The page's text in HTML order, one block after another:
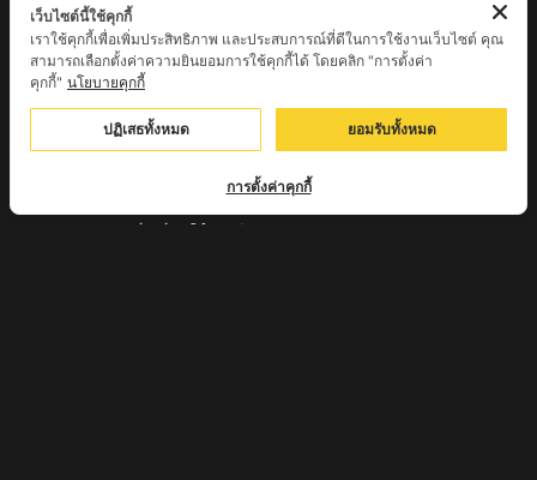
หลวงปู่สยาก๊วนพระชะยะ อินต๊ะวังโส วัดพระบาทผาผึ้ง
อำเภอลี้ จ.ลำพูน
หลวงตาชา สำนักสงฆ์ ถ้ำคองหลู ต.เชียงดาว อ.เชียงดาว
จ.เชียงใหม่ เสก
ครูบานะ ชินวํโส สำนักสงฆ์ดอยอีฮุย จ.ลำพูน
ครูบาเลิศ วัดทุ่งม่านใต้ จ.ลำปาง
เว็บไซต์นี้ใช้คุกกี้
เราใช้คุกกี้เพื่อเพิ่มประสิทธิภาพ และประสบการณ์ที่ดีในการใช้งานเว็บไซต์ คุณ
สามารถเลือกตั้งค่าความยินยอมการใช้คุกกี้ได้ โดยคลิก "การตั้งค่า
คุกกี้" นโยบายคุกกี้
ปฏิเสธทั้งหมด ยอมรับทั้งหมด
การตั้งค่าคุกกี้